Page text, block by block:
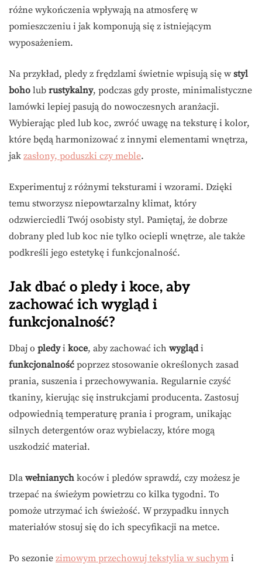
różne wykończenia wpływają na atmosferę w
pomieszczeniu i jak komponują się z istniejącym
wyposażeniem.
Na przykład, pledy z frędzlami świetnie wpisują się w styl
boho lub rustykalny, podczas gdy proste, minimalistyczne
lamówki lepiej pasują do nowoczesnych aranżacji.
Wybierając pled lub koc, zwróć uwagę na teksturę i kolor,
które będą harmonizować z innymi elementami wnętrza,
jak zasłony, poduszki czy meble.
Experimentuj z różnymi teksturami i wzorami. Dzięki
temu stworzysz niepowtarzalny klimat, który
odzwierciedli Twój osobisty styl. Pamiętaj, że dobrze
dobrany pled lub koc nie tylko ociepli wnętrze, ale także
podkreśli jego estetykę i funkcjonalność.
Jak dbać o pledy i koce, aby
zachować ich wygląd i
funkcjonalność?
Dbaj o pledyi koce, aby zachować ich wyglądi
funkcjonalność poprzez stosowanie określonych zasad
prania, suszenia i przechowywania. Regularnie czyść
tkaniny, kierując się instrukcjami producenta. Zastosuj
odpowiednią temperaturę prania i program, unikając
silnych detergentów oraz wybielaczy, które mogą
uszkodzić materiał.
Dla wełnianych koców i pledów sprawdź, czy możesz je
trzepać na świeżym powietrzu co kilka tygodni. To
pomoże utrzymać ich świeżość. W przypadku innych
materiałów stosuj się do ich specyfikacji na metce.
Po sezonie zimowym przechowuj tekstylia w suchym i